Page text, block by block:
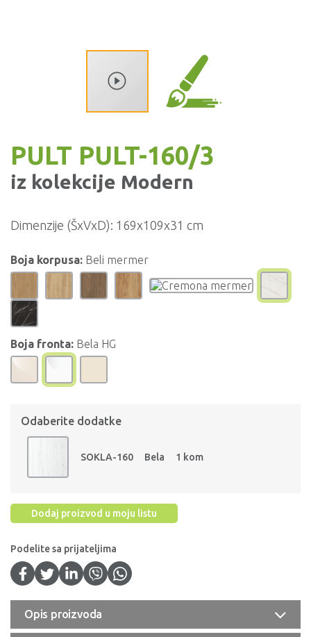
PULT PULT-160/3
iz kolekcije Modern
Dimenzije (ŠxVxD): 169x109x31 cm
Boja korpusa: Beli mermer
Boja fronta: Bela HG
Odaberite dodatke
SOKLA-160 Bela 1 kom
Dodaj proizvod u moju listu
Podelite sa prijateljima
Opis proizvoda